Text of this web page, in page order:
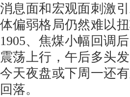
消息面和宏观面刺激
体偏弱格局仍然难以
1905、焦煤小幅回调
震荡上行，午后多头
今天夜盘或下周一还
回落。